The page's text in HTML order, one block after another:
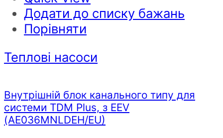
Додати до списку бажань
Порівняти
Теплові насоси
Внутрішній блок канального типу для
системи TDM Plus, з EEV
(AE036MNLDEH/EU)